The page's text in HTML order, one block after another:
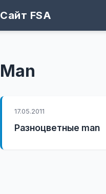
Сайт FSA
Man
17.05.2011
Разноцветные man